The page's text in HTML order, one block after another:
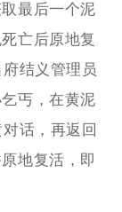
最后一个泥
亡后原地复
结义管理员
丐，在黄泥
话，再返回
地复活，即